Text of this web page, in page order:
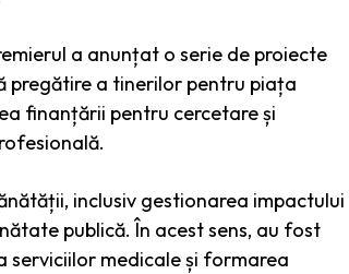
a anunțat o serie de proiecte
pregătire a tinerilor pentru piața
finanțării pentru cercetare și
inclusiv gestionarea impactului
publică. În acest sens, au fost
medicale și formarea